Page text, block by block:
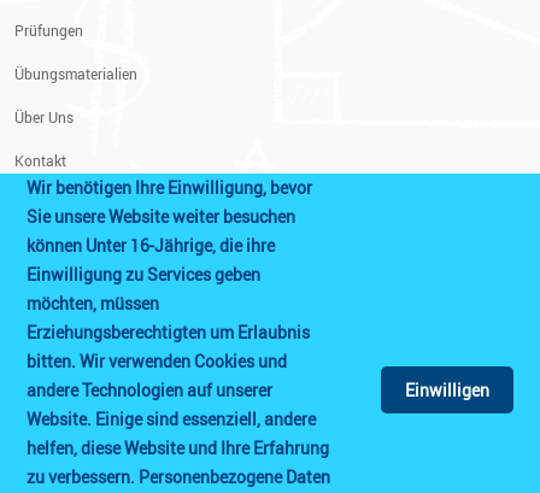
Wir benötigen Ihre Einwilligung, bevor
Sie unsere Website weiter besuchen
können Unter 16-Jährige, die ihre
Einwilligung zu Services geben
möchten, müssen
Erziehungsberechtigten um Erlaubnis
bitten. Wir verwenden Cookies und
andere Technologien auf unserer
Website. Einige sind essenziell, andere
helfen, diese Website und Ihre Erfahrung
zu verbessern. Personenbezogene Daten
Einwilligen
Prüfungen
Übungsmaterialien
Über Uns
Kontakt
Info
Impressum
Prüfungshinweise
Cookie Einstellungen